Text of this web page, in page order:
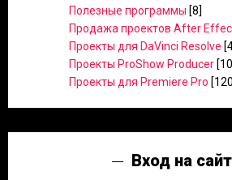
Полезные программы [8]
Продажа проектов After
Проекты для DaVinci Resolve
Проекты ProShow Producer
Проекты для Premiere Pro
Вход на сайт